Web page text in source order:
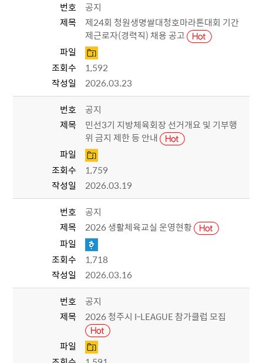
번호
공지
제목
제24회 청원생명쌀대청호마라톤대회 기간
제근로자(경력직) 채용 공고
파일
조회수
1,592
작성일
2026.03.23
번호
공지
제목
민선3기 지방체육회장 선거개요 및 기부행
위 금지 제한 등 안내
파일
조회수
1,759
작성일
2026.03.19
번호
공지
제목
2026 생활체육교실 운영현황
파일
조회수
1,718
작성일
2026.03.16
번호
공지
제목
2026 청주시 I-LEAGUE 참가클럽 모집
파일